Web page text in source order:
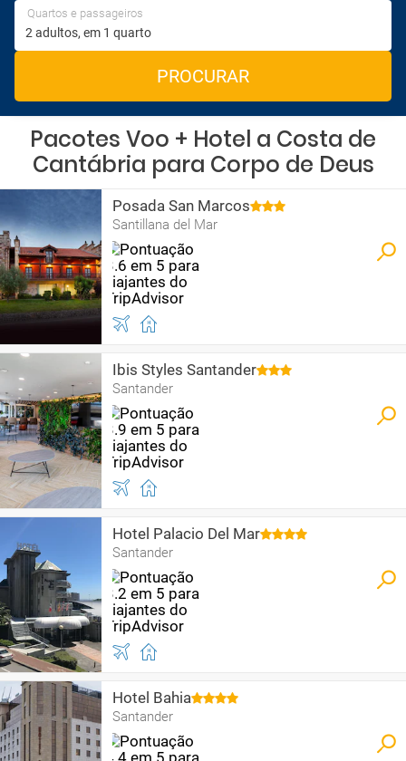
Quartos e passageiros
PROCURAR
Pacotes Voo + Hotel a Costa de
Cantábria para Corpo de Deus
Posada San Marcos
Santillana del Mar
Ibis Styles Santander
Santander
Hotel Palacio Del Mar
Santander
Hotel Bahia
Santander